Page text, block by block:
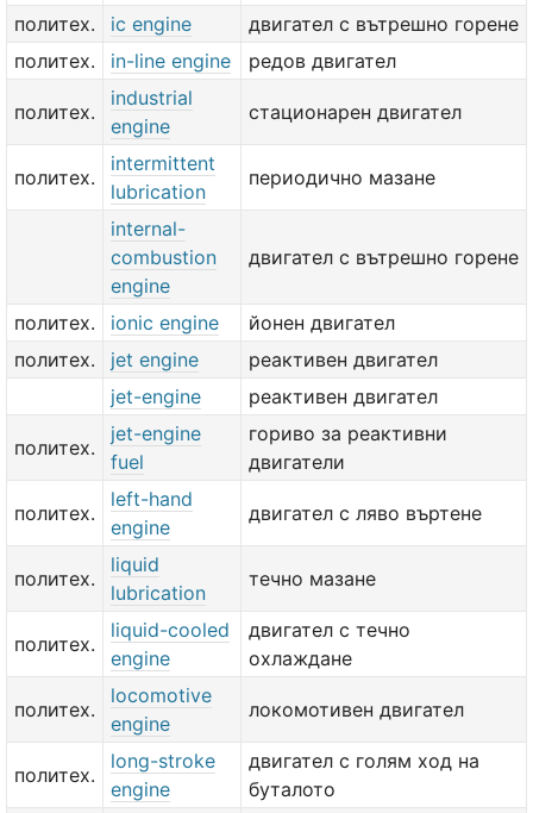
политех. ic engine
двигател с вътрешно горене
политех.
in-line engine редов двигател
политех.
industrial
engine
стационарен двигател
политех.
intermittent
lubrication
периодично мазане
internal-
combustion
engine
двигател с вътрешно горене
политех. ionic engine
йонен двигател
политех.
jet engine
реактивен двигател
jet-engine
реактивен двигател
политех.
jet-engine
fuel
гориво за реактивни
двигатели
политех.
left-hand
engine
двигател с ляво въртене
политех.
liquid
lubrication
течно мазане
политех.
liquid-cooled
engine
двигател с течно
охлаждане
политех.
locomotive
engine
локомотивен двигател
политех.
long-stroke
engine
двигател с голям ход на
буталото